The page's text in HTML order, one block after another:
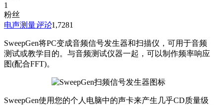
1
粉丝
电声测量评论1,7281
SweepGen将PC变成音频信号发生器和扫描仪，可用于音频
测试或教学目的。与音频测试仪器一起，可以制作频率响应
图(配合FFT)。
SweepGen使用您的个人电脑中的声卡来产生几乎CD质量级